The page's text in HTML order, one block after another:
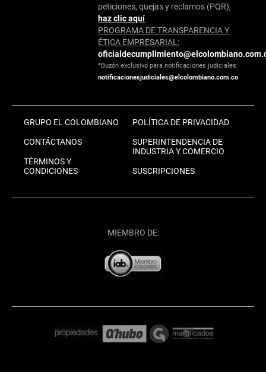
peticiones, quejas y reclamos (PQR),
haz clic aquí
PROGRAMA DE TRANSPARENCIA Y
ÉTICA EMPRESARIAL:
*Buzón exclusivo para notificaciones judiciales:
notificacionesjudiciales@elcolombiano.com.co
GRUPO EL COLOMBIANO
CONTÁCTANOS
TÉRMINOS Y
CONDICIONES
POLÍTICA DE PRIVACIDAD
SUPERINTENDENCIA DE
INDUSTRIA Y COMERCIO
SUSCRIPCIONES
MIEMBRO DE: